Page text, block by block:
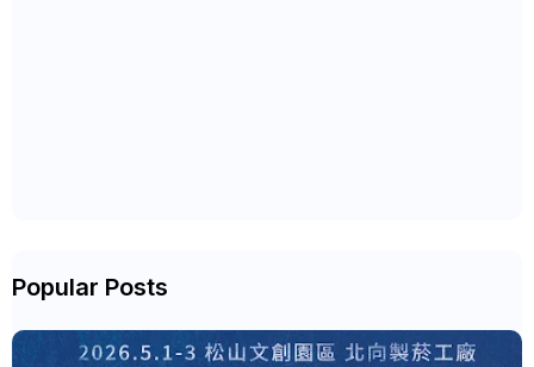
Popular Posts